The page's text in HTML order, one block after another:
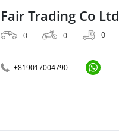
Fair Trading Co Ltd
0 0 0
+819017004790